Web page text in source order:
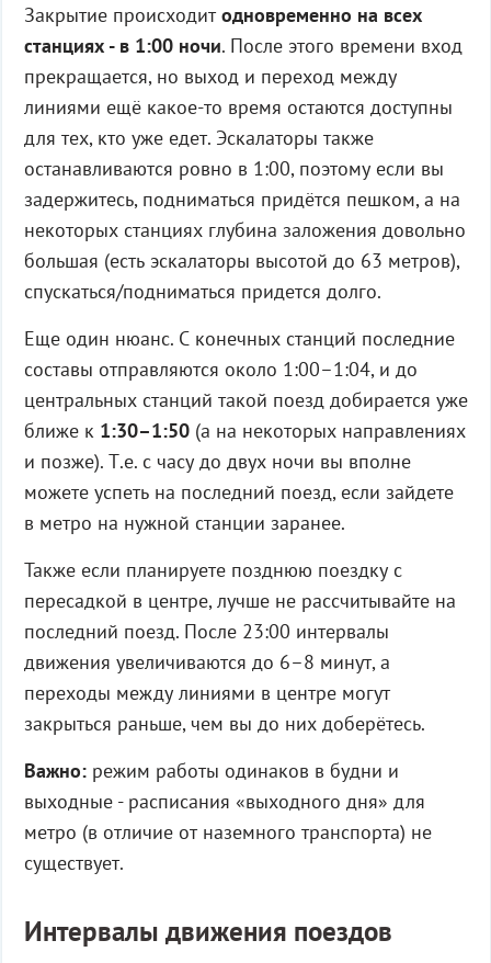
Закрытие происходитодновременно на всех
станциях - в 1:00 ночи. После этого времени вход
прекращается, но выход и переход между
линиями ещё какое-то время остаются доступны
для тех, кто уже едет. Эскалаторы также
останавливаются ровно в 1:00, поэтому если вы
задержитесь, подниматься придётся пешком, а на
некоторых станциях глубина заложения довольно
большая (есть эскалаторы высотой до 63 метров),
спускаться/подниматься придется долго.
Еще один нюанс. С конечных станций последние
составы отправляются около 1:00–1:04, и до
центральных станций такой поезд добирается уже
ближе к 1:30–1:50(а на некоторых направлениях
и позже). Т.е. с часу до двух ночи вы вполне
можете успеть на последний поезд, если зайдете
в метро на нужной станции заранее.
Также если планируете позднюю поездку с
пересадкой в центре, лучше не рассчитывайте на
последний поезд. После 23:00 интервалы
движения увеличиваются до 6–8 минут, а
переходы между линиями в центре могут
закрыться раньше, чем вы до них доберётесь.
Важно:режим работы одинаков в будни и
выходные - расписания «выходного дня» для
метро (в отличие от наземного транспорта) не
существует.
Интервалы движения поездов